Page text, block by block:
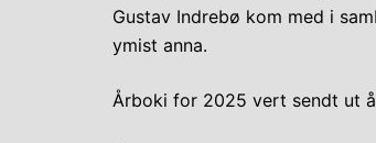
Gustav Indrebø kom med i
ymist anna.
Årboki for 2025 vert sendt ut